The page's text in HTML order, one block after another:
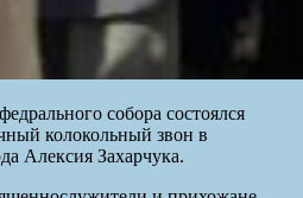
собора состоялся
колокольный звон в
Алексия Захарчука.